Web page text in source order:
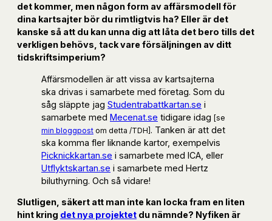
det kommer, men någon form av affärsmodell för
dina kartsajter bör du rimtligtvis ha? Eller är det
kanske så att du kan unna dig att låta det bero tills det
verkligen behövs, tack vare försäljningen av ditt
tidskriftsimperium?
Affärsmodellen är att vissa av kartsajterna
ska drivas i samarbete med företag. Som du
såg släppte jag Studentrabattkartan.se i
samarbete med Mecenat.se tidigare idag [se
min bloggpost om detta /TDH] . Tanken är att det
ska komma fler liknande kartor, exempelvis
Picknickkartan.se i samarbete med ICA, eller
Utflyktskartan.se i samarbete med Hertz
biluthyrning. Och så vidare!
Slutligen, säkert att man inte kan locka fram en liten
hint kring det nya projektet du nämnde? Nyfiken är